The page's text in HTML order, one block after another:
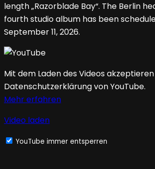
length „Razorblade Bay“. The Berlin
fourth studio album has been
September 11, 2026.
Mit dem Laden des Videos akzeptieren
Datenschutzerklärung von YouTube.
Mehr erfahren
Video laden
YouTube immer entsperren